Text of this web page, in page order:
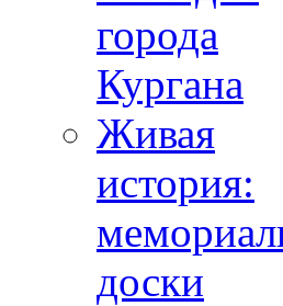
города
Кургана
Живая
история:
доски